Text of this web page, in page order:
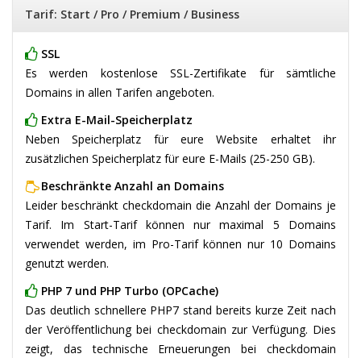
Tarif: Start / Pro / Premium / Business
SSL
Es werden kostenlose SSL-Zertifikate für sämtliche
Domains in allen Tarifen angeboten.
Extra E-Mail-Speicherplatz
Neben Speicherplatz für eure Website erhaltet ihr
zusätzlichen Speicherplatz für eure E-Mails (25-250 GB).
Beschränkte Anzahl an Domains
Leider beschränkt checkdomain die Anzahl der Domains je
Tarif. Im Start-Tarif können nur maximal 5 Domains
verwendet werden, im Pro-Tarif können nur 10 Domains
genutzt werden.
PHP 7 und PHP Turbo (OPCache)
Das deutlich schnellere PHP7 stand bereits kurze Zeit nach
der Veröffentlichung bei checkdomain zur Verfügung. Dies
zeigt, das technische Erneuerungen bei checkdomain